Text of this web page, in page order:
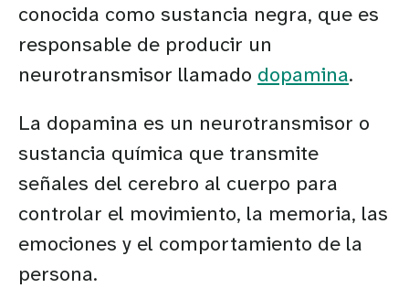
conocida como sustancia negra, que es
responsable de producir un
neurotransmisor llamado dopamina.
La dopamina es un neurotransmisor o
sustancia química que transmite
señales del cerebro al cuerpo para
controlar el movimiento, la memoria, las
emociones y el comportamiento de la
persona.